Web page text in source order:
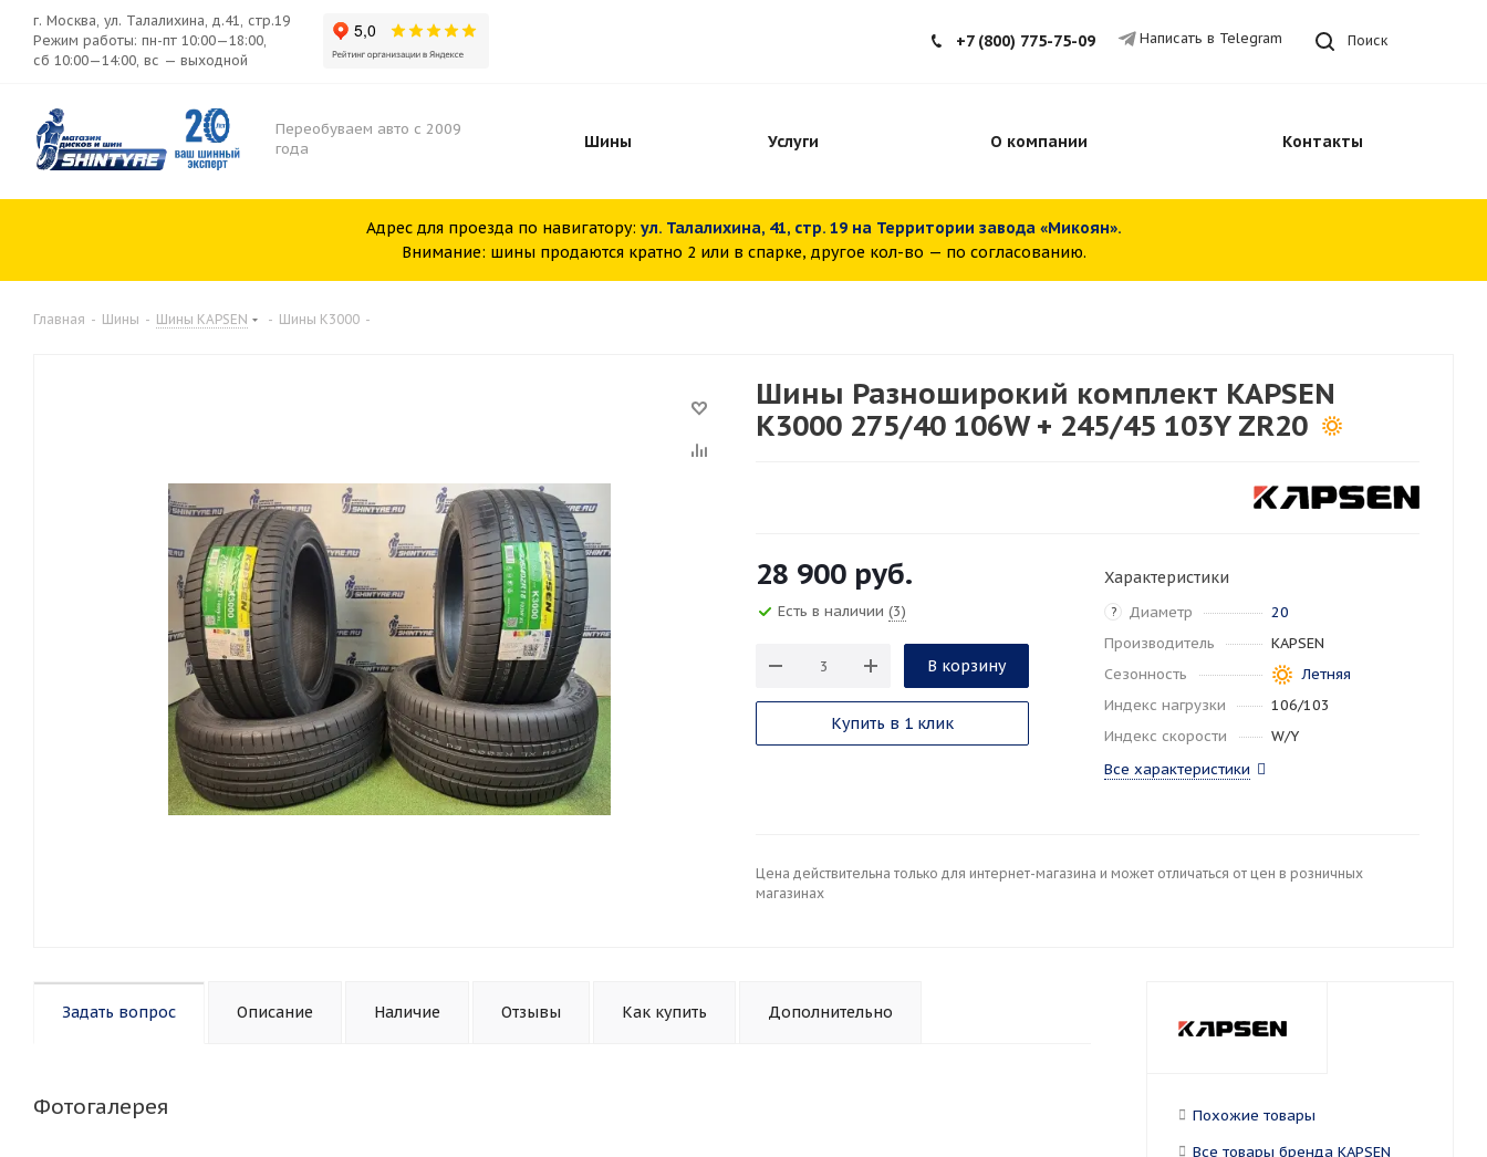
г. Москва, ул. Талалихина, д.41, стр.19
Режим работы: пн-пт 10:00—18:00,
сб 10:00—14:00, вс — выходной
Поиск
+7 (800) 775-75-09 Написать в Telegram
Переобуваем авто с 2009
года
Шины Услуги О компании Контакты
Адрес для проезда по навигатору: ул. Талалихина, 41, стр. 19 на Территории завода «Микоян».
Внимание: шины продаются кратно 2 или в спарке, другое кол-во — по согласованию.
Главная - Шины - Шины KAPSEN - Шины K3000 -
Шины Разноширокий комплект KAPSEN
K3000 275/40 106W + 245/45 103Y ZR20
28 900 руб.
Есть в наличии (3)
В корзину
Купить в 1 клик
Характеристики
? Диаметр
20
Производитель
KAPSEN
Сезонность
Летняя
Индекс нагрузки
106/103
Индекс скорости
W/Y
Все характеристики
Цена действительна только для интернет-магазина и может отличаться от цен в розничных
магазинах
Задать вопрос Описание Наличие Отзывы Как купить Дополнительно
Фотогалерея
Похожие товары
Все товары бренда KAPSEN